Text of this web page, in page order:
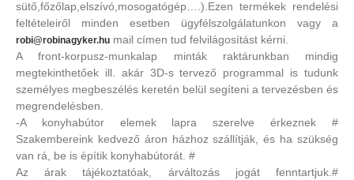
sütő,főzőlap,elszívó,mosogatógép….).Ezen termékek rendelési
feltételeiről minden esetben ügyfélszolgálatunkon vagy a
robi@robinagyker.hu mail címen tud felvilágosítást kérni.
A front-korpusz-munkalap minták raktárunkban mindig
megtekinthetőek ill. akár 3D-s tervező programmal is tudunk
személyes megbeszélés keretén belül segíteni a tervezésben és
megrendelésben.
-A konyhabútor elemek lapra szerelve érkeznek #
Szakembereink kedvező áron házhoz szállítják, és ha szükség
van rá, be is építik konyhabútorát. #
Az árak tájékoztatóak, árváltozás jogát fenntartjuk.#